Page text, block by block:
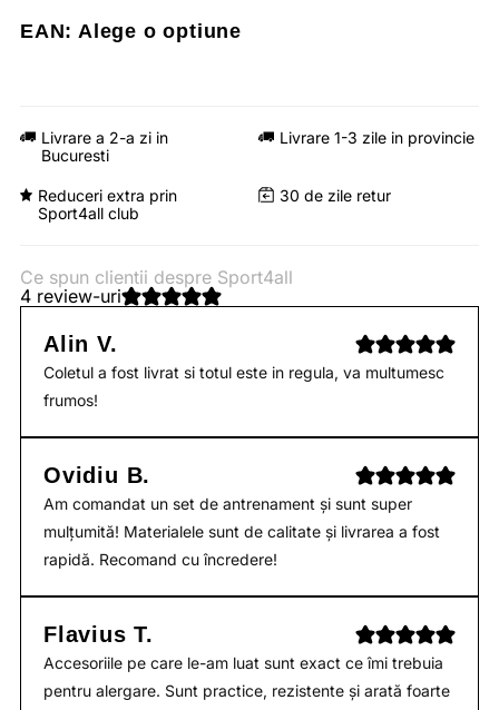
EAN: Alege o optiune
Livrare a 2-a zi in
Bucuresti
Livrare 1-3 zile in provincie
Reduceri extra prin
Sport4all club
30 de zile retur
Ce spun clientii despre Sport4all
4 review-uri
Alin V.
Coletul a fost livrat si totul este in regula, va multumesc
frumos!
Ovidiu B.
Am comandat un set de antrenament și sunt super
mulțumită! Materialele sunt de calitate și livrarea a fost
rapidă. Recomand cu încredere!
Flavius T.
Accesoriile pe care le-am luat sunt exact ce îmi trebuia
pentru alergare. Sunt practice, rezistente și arată foarte